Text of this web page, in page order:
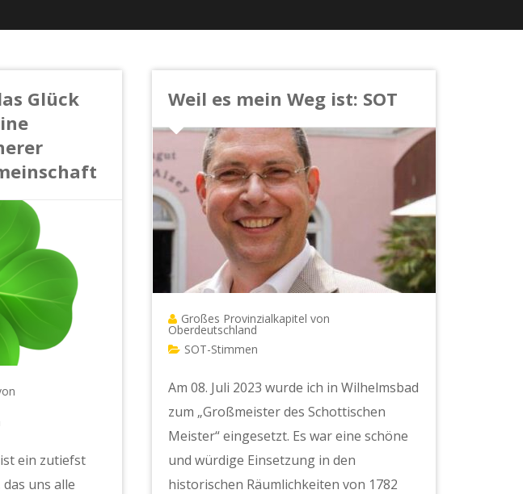
Glück
ein zutiefst
uns alle
Weil es mein Weg ist: SOT
Großes Provinzialkapitel von
Oberdeutschland
SOT-Stimmen
Am 08. Juli 2023 wurde ich in Wilhelmsbad
zum „Großmeister des Schottischen
Meister“ eingesetzt. Es war eine schöne
und würdige Einsetzung in den
historischen Räumlichkeiten von 1782